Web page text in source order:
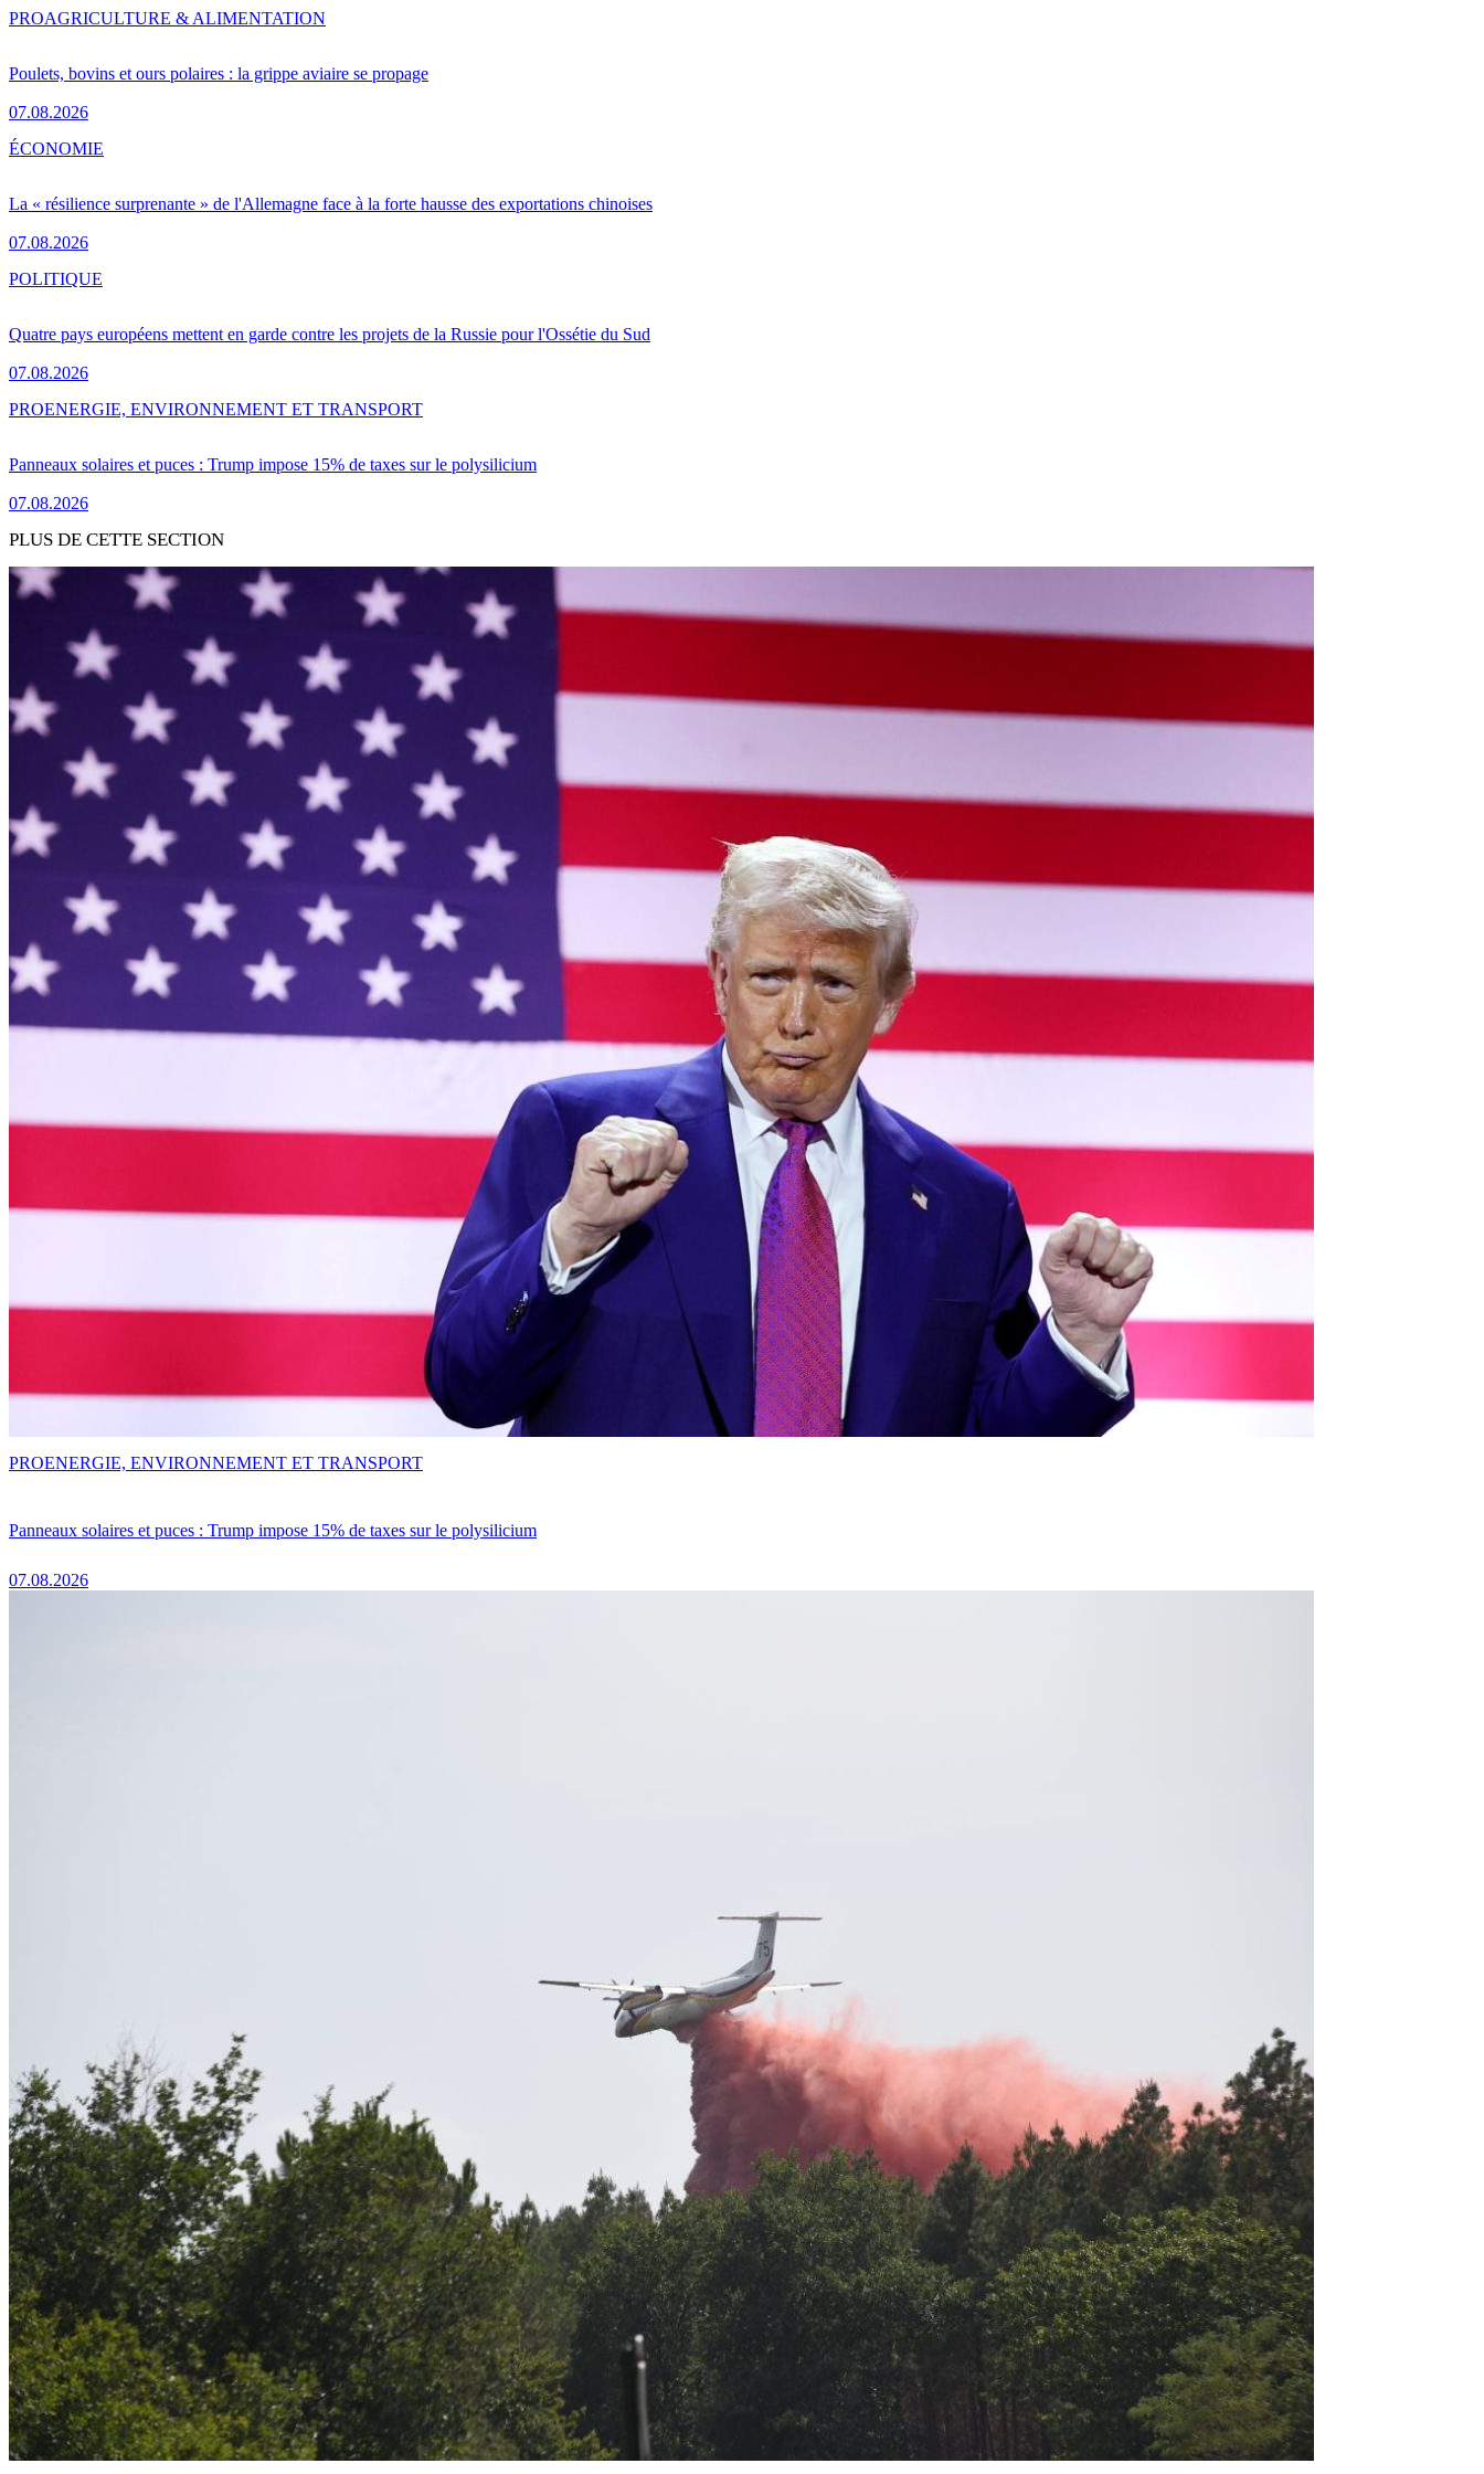
Poulets, bovins et ours polaires : la grippe aviaire se propage
07.08.2026
PROAGRICULTURE & ALIMENTATION
La « résilience surprenante » de l'Allemagne face à la forte hausse des exportations chinoises
07.08.2026
ÉCONOMIE
Quatre pays européens mettent en garde contre les projets de la Russie pour l'Ossétie du Sud
07.08.2026
POLITIQUE
Panneaux solaires et puces : Trump impose 15% de taxes sur le polysilicium
07.08.2026
PROENERGIE, ENVIRONNEMENT ET TRANSPORT
PLUS DE CETTE SECTION
Panneaux solaires et puces : Trump impose 15% de taxes sur le polysilicium
07.08.2026
PROENERGIE, ENVIRONNEMENT ET TRANSPORT